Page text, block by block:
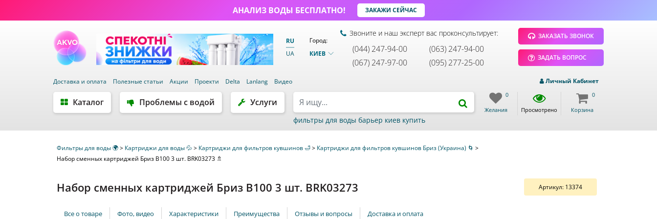
АНАЛИЗ ВОДЫ БЕСПЛАТНО! ЗАКАЖИ СЕЙЧАС
RU
UA
Город:
КИЕВ
Звоните и наш эксперт вас проконсультирует:
(044) 247-94-00
(063) 247-94-00
(067) 247-97-00
(095) 277-25-00
ЗАКАЗАТЬ ЗВОНОК
ЗАДАТЬ ВОПРОС
Доставка и оплата Полезные статьи Акции Проекти Delta Lanlang Видео Личный Кабинет
Каталог Проблемы с водой Услуги
фильтры для воды барьер киев купить
Желания
0
Просмотрено Корзина
0
Фильтры для воды 🌍> Картриджи для воды 💦> Картриджи для фильтров кувшинов 🛁> Картриджи для фильтров кувшинов Бриз (Украина) 🌀 >
Набор сменных картриджей Бриз B100 3 шт. BRK03273 🚿
Набор сменных картриджей Бриз B100 3 шт. BRK03273 Артикул: 13374
Все о товаре Фото, видео Характеристики Преимущества Отзывы и вопросы Доставка и оплата